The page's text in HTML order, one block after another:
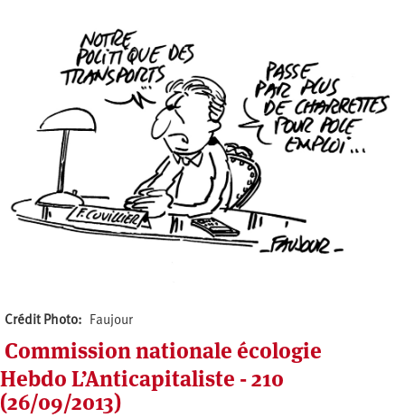
Crédit Photo Faujour
Commission nationale écologie
Hebdo L’Anticapitaliste - 210
(26/09/2013)